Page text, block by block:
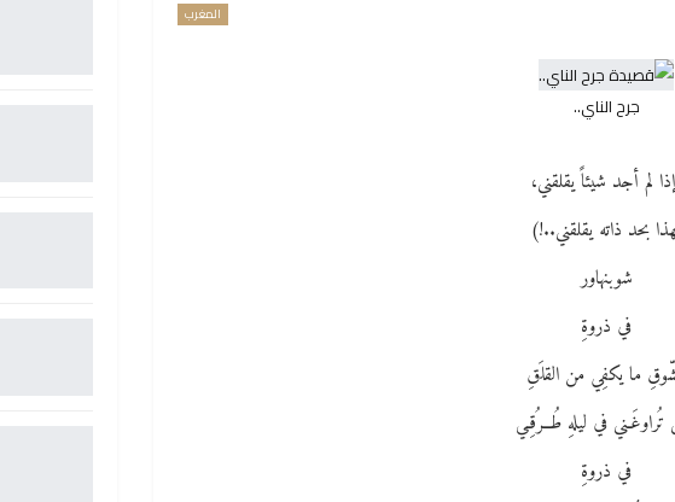
المغرب
جرح الناي..
لم أجد شيئاً يقلقني،
بحد ذاته يقلقني..!)
شوبنهاور
في ذروةِ
ما يكفِي من القلَقِ
في ليلهِ طُــرُقِـي
في ذروةِ